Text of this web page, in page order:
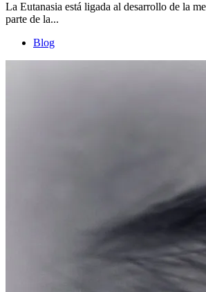
La Eutanasia está ligada al desarrollo de la
parte de la...
Blog